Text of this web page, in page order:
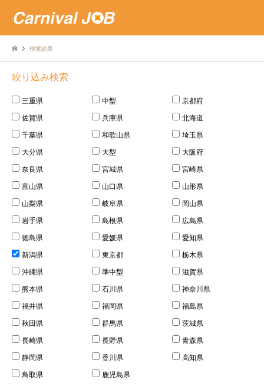
検索結果
絞り込み検索
三重県 中型
京都府
佐賀県
兵庫県
北海道
千葉県
和歌山県
埼玉県
大分県
大型
大阪府
奈良県
宮城県
宮崎県
富山県
山口県
山形県
山梨県
岐阜県
岡山県
岩手県
島根県
広島県
徳島県
愛媛県
愛知県
新潟県
東京都
栃木県
沖縄県
準中型
滋賀県
熊本県
石川県
神奈川県
福井県
福岡県
福島県
秋田県
群馬県
茨城県
長崎県
長野県
青森県
静岡県
香川県
高知県
鳥取県
鹿児島県